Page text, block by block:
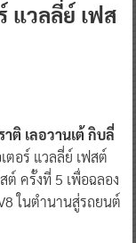
แวลลี่ย์ เฟส
ติ เลอวานเต้ กิบลี่
ตอร์ แวลลี่ย์ เฟสต์
ต์ ครั้งที่ 5 เพื่อฉลอง
ในตำนานสู่รถยนต์